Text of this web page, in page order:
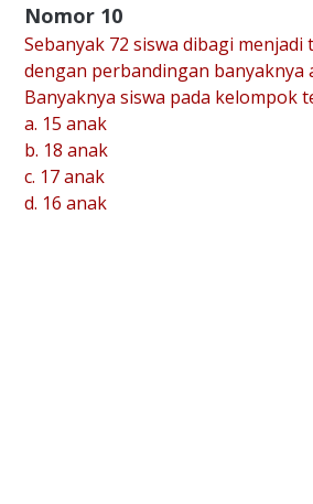
Nomor 10
Sebanyak 72 siswa dibagi
dengan perbandingan banyaknya
Banyaknya siswa pada kelompok
a. 15 anak
b. 18 anak
c. 17 anak
d. 16 anak